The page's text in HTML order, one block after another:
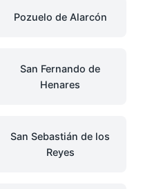
Pozuelo de Alarcón
San Fernando de
Henares
San Sebastián de los
Reyes